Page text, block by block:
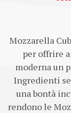
Mozzarella
per offrire
moderna un
Ingredienti
una bontà
rendono le